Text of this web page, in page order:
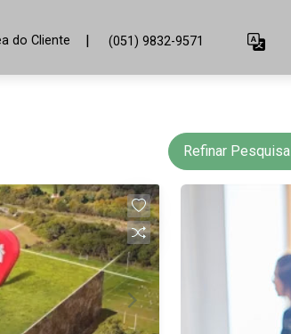
do Cliente | (051) 9832-9571
Refinar Pesquisa